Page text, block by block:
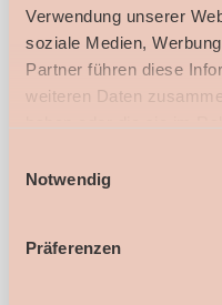
Verwendung unserer
soziale Medien,
Partner führen diese
weiteren Daten
Notwendig
Präferenzen
Zaubermomente dein
Heidelberg
69117 Heidelberg -
89073 Ulm-
Zaubermomente dein